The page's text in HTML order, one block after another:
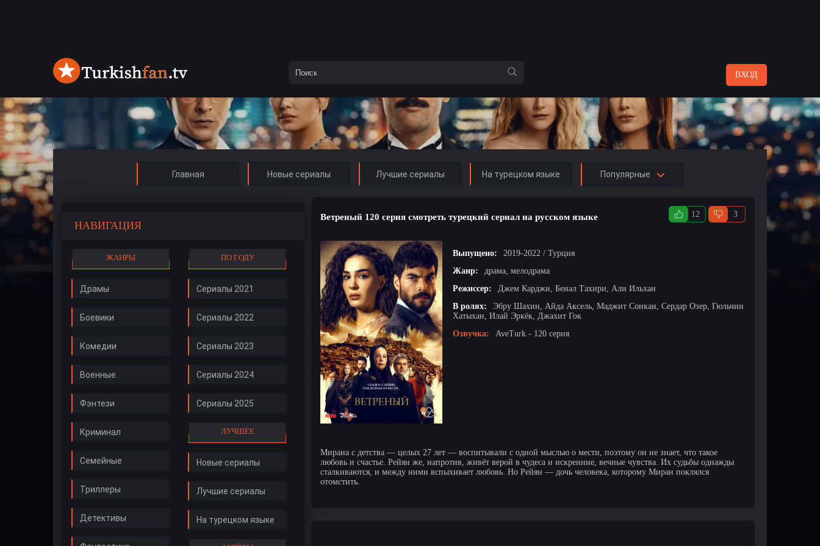
ВХОД
Главная Новые сериалы Лучшие сериалы На турецком языке Популярные
НАВИГАЦИЯ
ЖАНРЫ
Драмы
Боевики
Комедии
Военные
Фэнтези
Криминал
Семейные
Триллеры
Детективы
ПО ГОДУ
Сериалы 2021
Сериалы 2022
Сериалы 2023
Сериалы 2024
Сериалы 2025
ЛУЧШЕЕ
Новые сериалы
Лучшие сериалы
На турецком языке
Ветреный 120 серия смотреть турецкий сериал на русском языке 12 3
Выпущено:
2019-2022 / Турция
Жанр:
драма, мелодрама
Режиссер:
Джем Карджи, Бенал Тахири, Али Ильхан
В ролях:
Эбру Шахин, Айда Аксель, Маджит Сонкан, Сердар Озер, Гюльчин
Хатыхан, Илай Эркёк, Джахит Гок
Озвучка:
AveTurk - 120 серия
Мирана с детства — целых 27 лет — воспитывали с одной мыслью о мести, поэтому он не знает, что такое
любовь и счастье. Рейян же, напротив, живёт верой в чудеса и искренние, вечные чувства. Их судьбы однажды
сталкиваются, и между ними вспыхивает любовь. Но Рейян — дочь человека, которому Миран поклялся
отомстить.